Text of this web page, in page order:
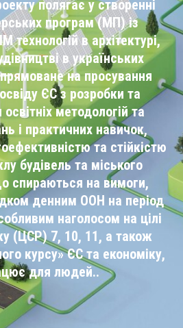
полягає у створенні
програм (МП) із
технологій в архітектурі,
в українських
на просування
ЄС з розробки та
методологій та
і практичних навичок,
та стійкістю
будівель та міського
спираються на вимоги,
денним ООН на період
наголосом на цілі
(ЦСР) 7, 10, 11, а також
курсу» ЄС та економіку,
для людей..